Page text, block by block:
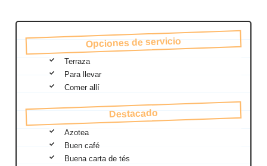
Opciones de servicio
Terraza
Para llevar
Comer allí
Destacado
Azotea
Buen café
Buena carta de tés